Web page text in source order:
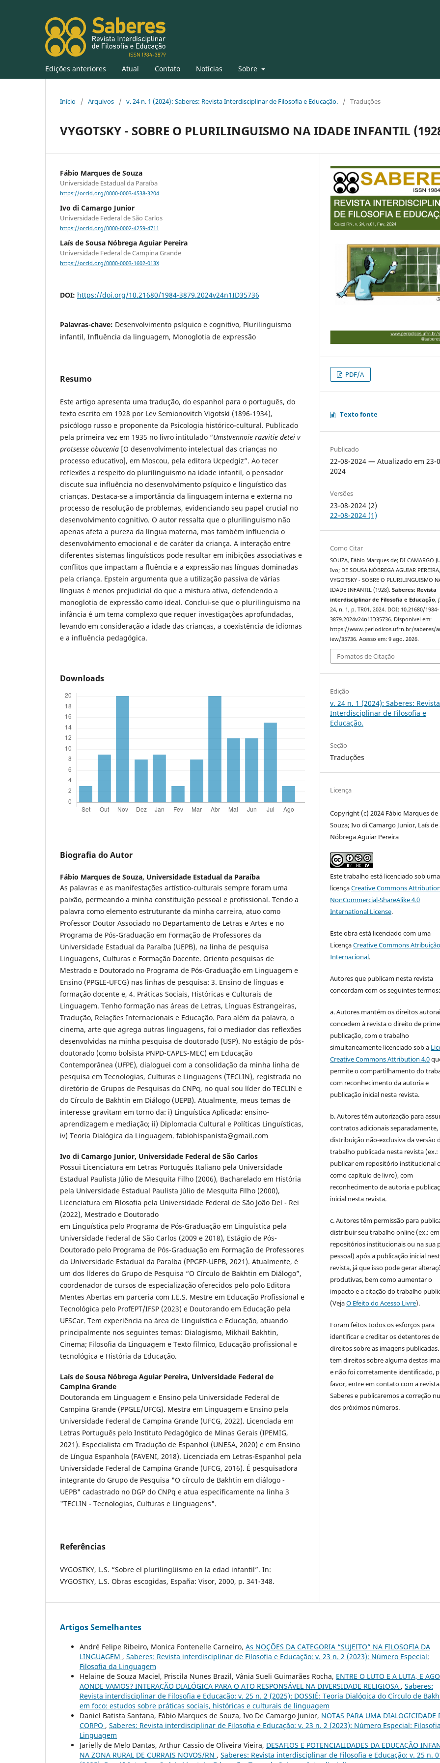
Edições anteriores Atual Contato Notícias Sobre
Início / Arquivos / v. 24 n. 1 (2024): Saberes: Revista Interdisciplinar de Filosofia e Educação. / Traduções
VYGOTSKY - SOBRE O PLURILINGUISMO NA IDADE INFANTIL
Fábio Marques de Souza
Universidade Estadual da Paraíba
https://orcid.org/0000-0003-4538-3204
Ivo di Camargo Junior
Universidade Federal de São Carlos
https://orcid.org/0000-0002-4259-4711
Laís de Sousa Nóbrega Aguiar Pereira
Universidade Federal de Campina Grande
https://orcid.org/0000-0003-1602-013X
DOI: https://doi.org/10.21680/1984-3879.2024v24n1ID35736
Palavras-chave: Desenvolvimento psíquico e cognitivo, Plurilinguismo
infantil, Influência da linguagem, Monoglotia de expressão
Resumo
Este artigo apresenta uma tradução, do espanhol para o português, do
texto escrito em 1928 por Lev Semionovitch Vigotski (1896-1934),
psicólogo russo e proponente da Psicologia histórico-cultural. Publicado
pela primeira vez em 1935 no livro intitulado “Umstvennoie razvitie detei v
protsesse obucenia [O desenvolvimento intelectual das crianças no
processo educativo], em Moscou, pela editora Ucpedgiz”. Ao tecer
reflexões a respeito do plurilinguismo na idade infantil, o pensador
discute sua influência no desenvolvimento psíquico e linguístico das
crianças. Destaca-se a importância da linguagem interna e externa no
processo de resolução de problemas, evidenciando seu papel crucial no
desenvolvimento cognitivo. O autor ressalta que o plurilinguismo não
apenas afeta a pureza da língua materna, mas também influencia o
desenvolvimento emocional e de caráter da criança. A interação entre
diferentes sistemas linguísticos pode resultar em inibições associativas e
conflitos que impactam a fluência e a expressão nas línguas dominadas
pela criança. Epstein argumenta que a utilização passiva de várias
línguas é menos prejudicial do que a mistura ativa, defendendo a
monoglotia de expressão como ideal. Conclui-se que o plurilinguismo na
infância é um tema complexo que requer investigações aprofundadas,
levando em consideração a idade das crianças, a coexistência de idiomas
e a influência pedagógica.
Downloads
Biografia do Autor
Fábio Marques de Souza, Universidade Estadual da Paraíba
As palavras e as manifestações artístico-culturais sempre foram uma
paixão, permeando a minha constituição pessoal e profissional. Tendo a
palavra como elemento estruturante da minha carreira, atuo como
Professor Doutor Associado no Departamento de Letras e Artes e no
Programa de Pós-Graduação em Formação de Professores da
Universidade Estadual da Paraíba (UEPB), na linha de pesquisa
Linguagens, Culturas e Formação Docente. Oriento pesquisas de
Mestrado e Doutorado no Programa de Pós-Graduação em Linguagem e
Ensino (PPGLE-UFCG) nas linhas de pesquisa: 3. Ensino de línguas e
formação docente e, 4. Práticas Sociais, Históricas e Culturais de
Linguagem. Tenho formação nas áreas de Letras, Línguas Estrangeiras,
Tradução, Relações Internacionais e Educação. Para além da palavra, o
cinema, arte que agrega outras linguagens, foi o mediador das reflexões
desenvolvidas na minha pesquisa de doutorado (USP). No estágio de pós-
doutorado (como bolsista PNPD-CAPES-MEC) em Educação
Contemporânea (UFPE), dialoguei com a consolidação da minha linha de
pesquisa em Tecnologias, Culturas e Linguagens (TECLIN), registrada no
diretório de Grupos de Pesquisas do CNPq, no qual sou líder do TECLIN e
do Círculo de Bakhtin em Diálogo (UEPB). Atualmente, meus temas de
interesse gravitam em torno da: i) Linguística Aplicada: ensino-
aprendizagem e mediação; ii) Diplomacia Cultural e Políticas Linguísticas,
iv) Teoria Dialógica da Linguagem. fabiohispanista@gmail.com
Ivo di Camargo Junior, Universidade Federal de São Carlos
Possui Licenciatura em Letras Português Italiano pela Universidade
Estadual Paulista Júlio de Mesquita Filho (2006), Bacharelado em História
pela Universidade Estadual Paulista Júlio de Mesquita Filho (2000),
Licenciatura em Filosofia pela Universidade Federal de São João Del - Rei
(2022), Mestrado e Doutorado
em Linguística pelo Programa de Pós-Graduação em Linguística pela
Universidade Federal de São Carlos (2009 e 2018), Estágio de Pós-
Doutorado pelo Programa de Pós-Graduação em Formação de Professores
da Universidade Estadual da Paraíba (PPGFP-UEPB, 2021). Atualmente, é
um dos líderes do Grupo de Pesquisa “O Círculo de Bakhtin em Diálogo”,
coordenador de cursos de especialização oferecidos pelo polo Editora
Mentes Abertas em parceria com I.E.S. Mestre em Educação Profissional e
Tecnológica pelo ProfEPT/IFSP (2023) e Doutorando em Educação pela
UFSCar. Tem experiência na área de Linguística e Educação, atuando
principalmente nos seguintes temas: Dialogismo, Mikhail Bakhtin,
Cinema; Filosofia da Linguagem e Texto fílmico, Educação profissional e
tecnológica e História da Educação.
Laís de Sousa Nóbrega Aguiar Pereira, Universidade Federal de
Campina Grande
Doutoranda em Linguagem e Ensino pela Universidade Federal de
Campina Grande (PPGLE/UFCG). Mestra em Linguagem e Ensino pela
Universidade Federal de Campina Grande (UFCG, 2022). Licenciada em
Letras Português pelo Instituto Pedagógico de Minas Gerais (IPEMIG,
2021). Especialista em Tradução de Espanhol (UNESA, 2020) e em Ensino
de Língua Espanhola (FAVENI, 2018). Licenciada em Letras-Espanhol pela
Universidade Federal de Campina Grande (UFCG, 2016). É pesquisadora
integrante do Grupo de Pesquisa "O círculo de Bakhtin em diálogo -
UEPB" cadastrado no DGP do CNPq e atua especificamente na linha 3
"TECLIN - Tecnologias, Culturas e Linguagens".
Referências
VYGOSTKY, L.S. “Sobre el plurilingüismo en la edad infantil”. In:
VYGOSTKY, L.S. Obras escogidas, España: Visor, 2000, p. 341-348.
PDF/A
Texto fonte
Publicado
22-08-2024 — Atualizado em 23-
2024
Versões
23-08-2024 (2)
22-08-2024 (1)
Como Citar
SOUZA, Fábio Marques de; DI CAMARGO
Ivo; DE SOUSA NÓBREGA AGUIAR
VYGOTSKY - SOBRE O PLURILINGUISMO
IDADE INFANTIL (1928).Saberes: Revista
interdisciplinar de Filosofia e Educação,
24, n. 1, p. TR01, 2024. DOI: 10.21680/1984-
3879.2024v24n1ID35736. Disponível em:
https://www.periodicos.ufrn.br/saberes/
iew/35736. Acesso em: 9 ago. 2026.
Fomatos de Citação
Edição
v. 24 n. 1 (2024): Saberes: Revista
Interdisciplinar de Filosofia e
Educação.
Seção
Traduções
Licença
Copyright (c) 2024 Fábio Marques de
Souza; Ivo di Camargo Junior, Laís de
Nóbrega Aguiar Pereira
Este trabalho está licenciado sob uma
licençaCreative Commons
NonCommercial-ShareAlike 4.0
International License.
Este obra está licenciado com uma
LicençaCreative Commons
Internacional.
Autores que publicam nesta revista
concordam com os seguintes termos:
a. Autores mantém os direitos
concedem à revista o direito de
publicação, com o trabalho
simultaneamente licenciado sob a
Creative Commons Attribution 4.0
permite o compartilhamento do
com reconhecimento da autoria e
publicação inicial nesta revista.
b. Autores têm autorização para
contratos adicionais separadamente,
distribuição não-exclusiva da versão
trabalho publicada nesta revista (ex.:
publicar em repositório institucional
como capítulo de livro), com
reconhecimento de autoria e
inicial nesta revista.
c. Autores têm permissão para
distribuir seu trabalho online (ex.: em
repositórios institucionais ou na sua
pessoal) após a publicação inicial
revista, já que isso pode gerar
produtivas, bem como aumentar o
impacto e a citação do trabalho
(VejaO Efeito do Acesso Livre).
Foram feitos todos os esforços para
identificar e creditar os detentores de
direitos sobre as imagens publicadas.
tem direitos sobre alguma destas
e não foi corretamente identificado,
favor, entre em contato com a revista
Saberes e publicaremos a correção
dos próximos números.
Artigos Semelhantes
André Felipe Ribeiro, Monica Fontenelle Carneiro, As NOÇÕES DA CATEGORIA “SUJEITO” NA FILOSOFIA DA
LINGUAGEM , Saberes: Revista interdisciplinar de Filosofia e Educação: v. 23 n. 2 (2023): Número Especial:
Filosofia da Linguagem
Helaine de Souza Maciel, Priscila Nunes Brazil, Vânia Sueli Guimarães Rocha, ENTRE O LUTO E A LUTA, E
AONDE VAMOS? INTERAÇÃO DIALÓGICA PARA O ATO RESPONSÁVEL NA DIVERSIDADE RELIGIOSA , Saberes:
Revista interdisciplinar de Filosofia e Educação: v. 25 n. 2 (2025): DOSSIÊ: Teoria Dialógica do Círculo de
em foco: estudos sobre práticas sociais, históricas e culturais de linguagem
Daniel Batista Santana, Fábio Marques de Souza, Ivo De Camargo Junior, NOTAS PARA UMA DIALOGICIDADE
CORPO , Saberes: Revista interdisciplinar de Filosofia e Educação: v. 23 n. 2 (2023): Número Especial:
Linguagem
Jarielly de Melo Dantas, Arthur Cassio de Oliveira Vieira, DESAFIOS E POTENCIALIDADES DA EDUCAÇÃO
NA ZONA RURAL DE CURRAIS NOVOS/RN , Saberes: Revista interdisciplinar de Filosofia e Educação: v. 25 n.